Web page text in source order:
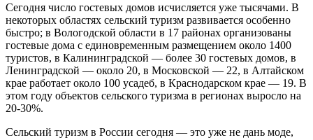
Сегодня число гостевых домов исчисляется уже тысячами. В
некоторых областях сельский туризм развивается особенно
быстро; в Вологодской области в 17 районах организованы
гостевые дома с единовременным размещением около 1400
туристов, в Калининградской — более 30 гостевых домов, в
Ленинградской — около 20, в Московской — 22, в Алтайском
крае работает около 100 усадеб, в Краснодарском крае — 19. В
этом году объектов сельского туризма в регионах выросло на
20-30%.
Сельский туризм в России сегодня — это уже не дань моде,